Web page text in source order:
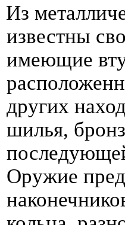
Из
известны
имеющие
других
шилья,
Оружие